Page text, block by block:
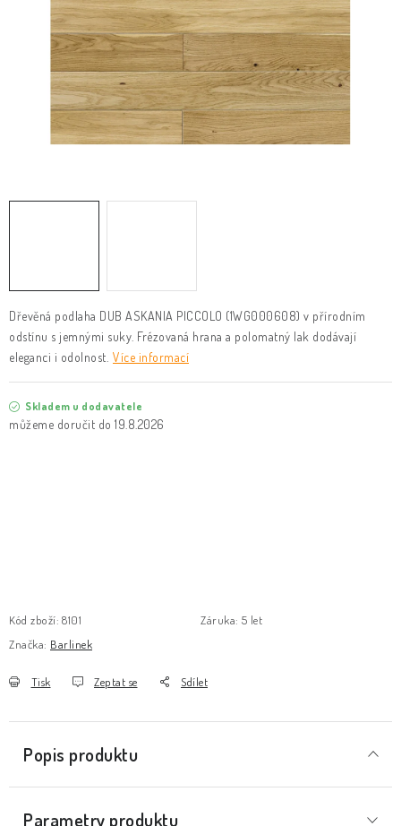
REALIZACE Kontakty O nás
Proč s námi
Vrácení, výměna zboží
Obchodní podmínky
Reklamační řád
Posuzování Jakosti
GDPR FAQ
Dřevěná podlaha DUB ASKANIA PICCOLO (1WG000608) v přírodním
odstínu s jemnými suky. Frézovaná hrana a polomatný lak dodávají
eleganci i odolnost. Více informací
Skladem u dodavatele
19.8.2026
Kód zboží: 8101 Záruka: 5 let
Značka: Barlinek
Tisk Zeptat se Sdílet
Popis produktu
Parametry produktu